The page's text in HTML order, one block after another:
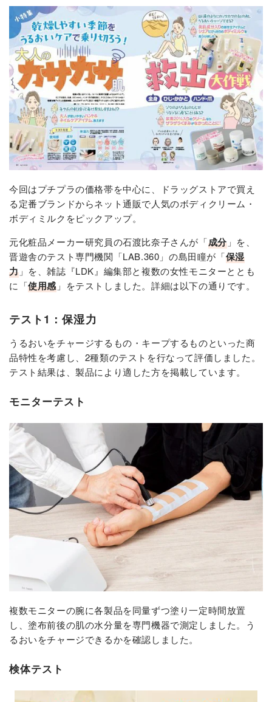
今回はプチプラの価格帯を中心に、ドラッグストアで買え
る定番ブランドからネット通販で人気のボディクリーム・
ボディミルクをピックアップ。
元化粧品メーカー研究員の石渡比奈子さんが「成分」を、
晋遊舎のテスト専門機関「LAB.360 」の島田瞳が「保湿
力」を、雑誌『LDK』編集部と複数の女性モニターととも
に「使用感 」をテストしました。詳細は以下の通りです。
テスト1：保湿力
うるおいをチャージするもの・キープするものといった商
品特性を考慮し、2種類のテストを行なって評価しました。
テスト結果は、製品により適した方を掲載しています。
モニターテスト
複数モニターの腕に各製品を同量ずつ塗り一定時間放置
し、塗布前後の肌の水分量を専門機器で測定しました。う
るおいをチャージできるかを確認しました。
検体テスト